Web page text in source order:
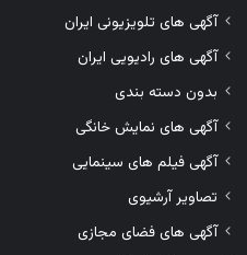
آگهی های تلویزیونی ایران
آگهی های رادیویی ایران
بدون دسته بندی
آگهی های نمایش خانگی
آگهی فیلم های سینمایی
تصاویر آرشیوی
آگهی های فضای مجازی